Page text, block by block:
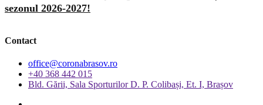
sezonul 2026-2027!
Contact
office@coronabrasov.ro
+40 368 442 015
Bld. Gării, Sala Sporturilor D. P. Colibași, Et. I, Brașov